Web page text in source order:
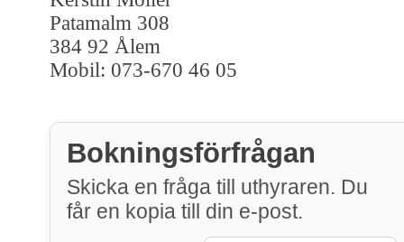
Patamalm 308
384 92 Ålem
Mobil: 073-670 46 05
Bokningsförfrågan
Skicka en fråga till uthyraren. Du
får en kopia till din e-post.